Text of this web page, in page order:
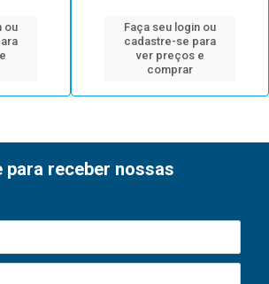
ou
Faça seu login ou
cadastre-se para
ver preços e
comprar
para receber nossas